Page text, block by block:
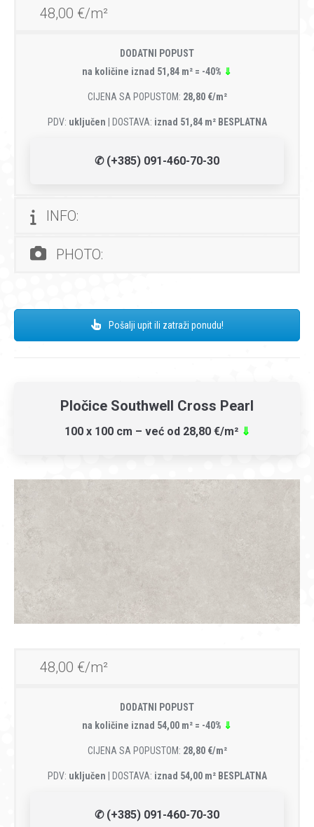
48,00 €/m²
DODATNI POPUST
na količine iznad 51,84 m² = -40% ⇓
CIJENA SA POPUSTOM: 28,80 €/m²
PDV: uključen | DOSTAVA: iznad 51,84 m² BESPLATNA
✆ (+385) 091-460-70-30
INFO:
PHOTO:
Pošalji upit ili zatraži ponudu!
Pločice Southwell Cross Pearl
100 x 100 cm – već od 28,80 €/m² ⇓
48,00 €/m²
DODATNI POPUST
na količine iznad 54,00 m² = -40% ⇓
CIJENA SA POPUSTOM: 28,80 €/m²
PDV: uključen | DOSTAVA: iznad 54,00 m² BESPLATNA
✆ (+385) 091-460-70-30